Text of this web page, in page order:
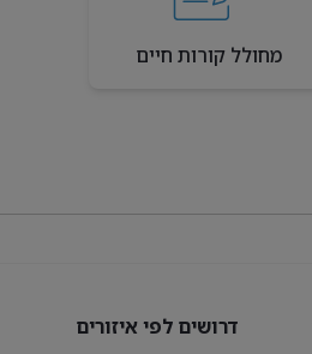
מחולל קורות חיים
דרושים לפי איזורים